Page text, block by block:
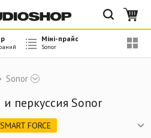
Sonor
перкуссия Sonor
FORCE
Міні-прайс